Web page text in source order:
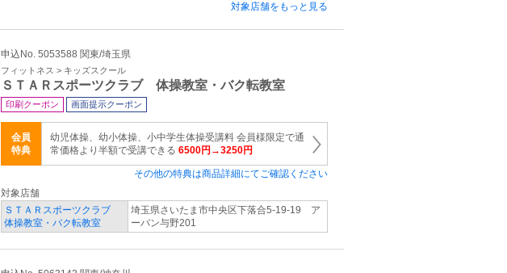
対象店舗をもっと見る
申込No. 5053588 関東/埼玉県
フィットネス > キッズスクール
ＳＴＡＲスポーツクラブ 体操教室・バク転教室
印刷クーポン 画面提示クーポン
会員
特典
幼児体操、幼小体操、小中学生体操受講料 会員様限定で通
常価格より半額で受講できる 6500円→3250円
その他の特典は商品詳細にてご確認ください
対象店舗
ＳＴＡＲスポーツクラブ
体操教室・バク転教室
埼玉県さいたま市中央区下落合5-19-19 ア
ーバン与野201